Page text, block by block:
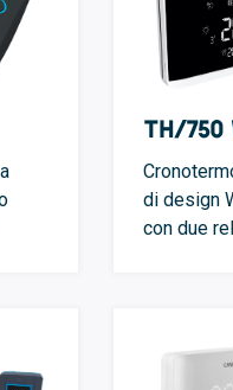
TH/750
di design
con due